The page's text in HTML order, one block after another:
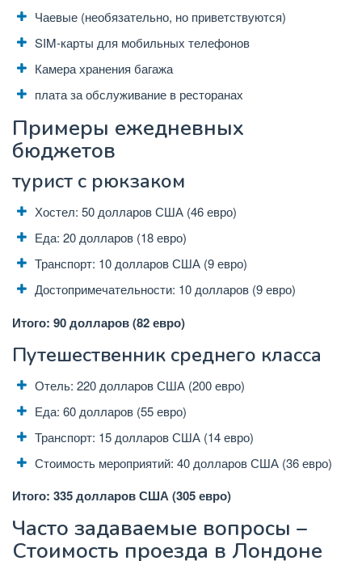
Чаевые (необязательно, но приветствуются)
SIM-карты для мобильных телефонов
Камера хранения багажа
плата за обслуживание в ресторанах
Примеры ежедневных
бюджетов
турист с рюкзаком
Хостел: 50 долларов США (46 евро)
Еда: 20 долларов (18 евро)
Транспорт: 10 долларов США (9 евро)
Достопримечательности: 10 долларов (9 евро)
Итого: 90 долларов (82 евро)
Путешественник среднего класса
Отель: 220 долларов США (200 евро)
Еда: 60 ​​долларов (55 евро)
Транспорт: 15 долларов США (14 евро)
Стоимость мероприятий: 40 долларов США (36 евро)
Итого: 335 долларов США (305 евро)
Часто задаваемые вопросы –
Стоимость проезда в Лондоне